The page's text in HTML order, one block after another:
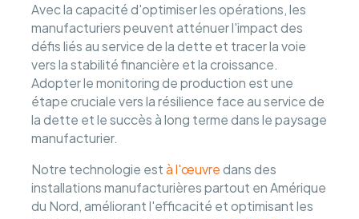
Avec la capacité d'optimiser les opérations, les
manufacturiers peuvent atténuer l'impact des
défis liés au service de la dette et tracer la voie
vers la stabilité financière et la croissance.
Adopter le monitoring de production est une
étape cruciale vers la résilience face au service de
la dette et le succès à long terme dans le paysage
manufacturier.
Notre technologie està l'œuvre dans des
installations manufacturières partout en Amérique
du Nord, améliorant l'efficacité et optimisant les